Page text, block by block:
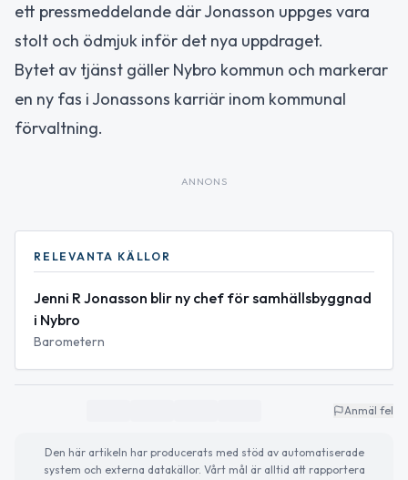
ett pressmeddelande där Jonasson uppges vara
stolt och ödmjuk inför det nya uppdraget.
Bytet av tjänst gäller Nybro kommun och markerar
en ny fas i Jonassons karriär inom kommunal
förvaltning.
ANNONS
RELEVANTA KÄLLOR
Jenni R Jonasson blir ny chef för samhällsbyggnad
i Nybro
Barometern
Anmäl fel
Den här artikeln har producerats med stöd av automatiserade
system och externa datakällor. Vårt mål är alltid att rapportera